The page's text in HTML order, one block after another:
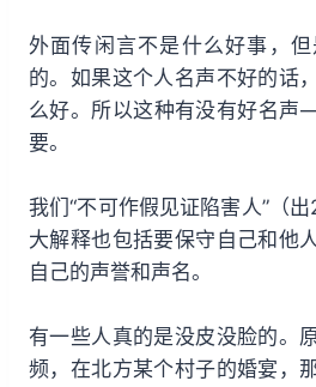
外面传闲言不是什么好事，
的。如果这个人名声不好的话
么好。所以这种有没有好名
要。
我们“不可作假见证陷害人”（
大解释也包括要保守自己和他
自己的声誉和声名。
有一些人真的是没皮没脸的。
频，在北方某个村子的婚宴，